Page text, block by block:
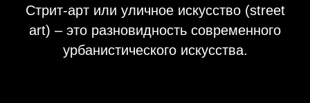
Стрит-арт или уличное искусство (street
art) – это разновидность современного
урбанистического искусства.